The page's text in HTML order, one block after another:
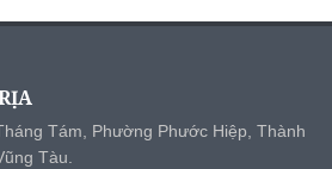
Tám, Phường Phước Hiệp, Thành
Tàu.